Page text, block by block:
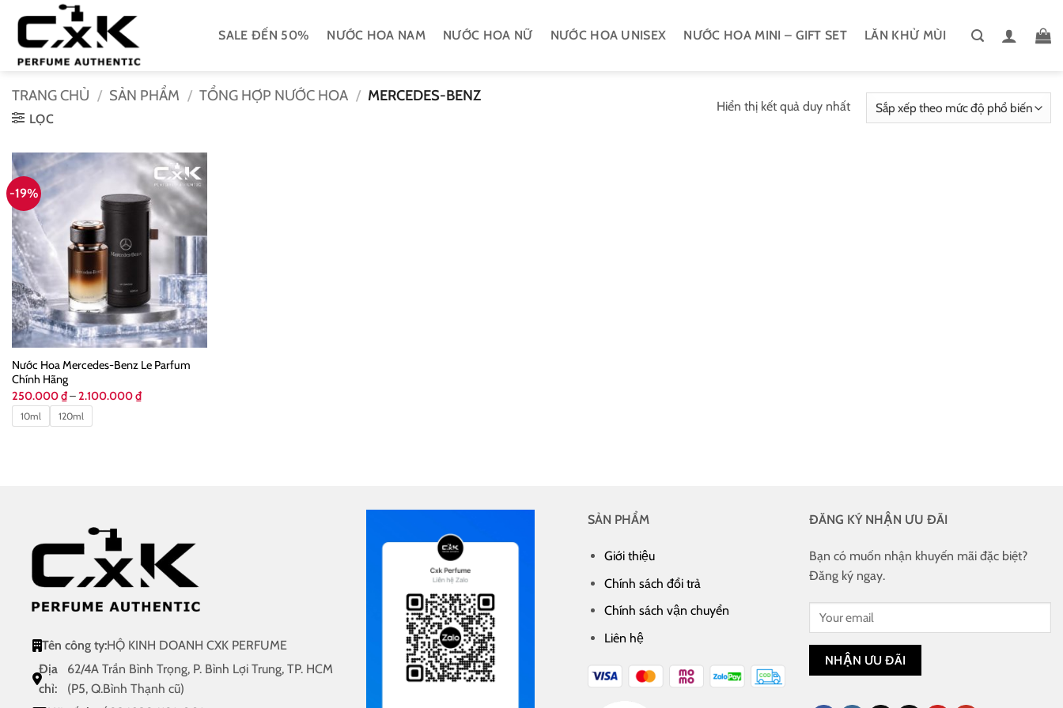
dung
SALE ĐẾN 50% NƯỚC HOA NAM NƯỚC HOA NỮ NƯỚC HOA UNISEX NƯỚC HOA MINI – GIFT SET LĂN KHỬ MÙI
TRANG CHỦ / SẢN PHẨM / TỔNG HỢP NƯỚC HOA / MERCEDES-BENZ
LỌC
Hiển thị kết quả duy nhất
-19%
Nước Hoa Mercedes-Benz Le Parfum
Chính Hãng
250.000₫–2.100.000₫Khoảng
giá:
10ml 120ml
Tên công ty:HỘ KINH DOANH CXK PERFUME
Địa
chỉ:
62/4A Trần Bình Trọng, P. Bình Lợi Trung, TP. HCM
(P5, Q.Bình Thạnh cũ)
SẢN PHẨM
Giới thiệu
Chính sách đổi trả
Chính sách vận chuyển
Liên hệ
ĐĂNG KÝ NHẬN ƯU ĐÃI
Bạn có muốn nhận khuyến mãi đặc biệt?
Đăng ký ngay.